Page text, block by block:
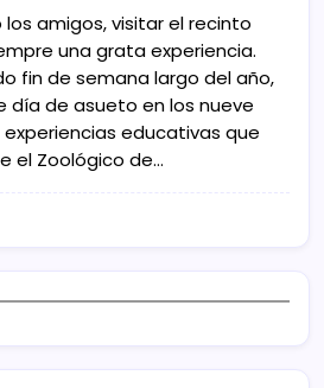
amigos, visitar el recinto
una grata experiencia.
fin de semana largo del año,
día de asueto en los nueve
educativas que
el Zoológico de…